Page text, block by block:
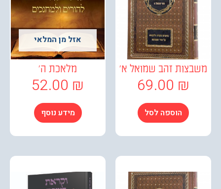
זהב שמואל א'
69.00
הוספה לסל
אזל מן המלאי
מלאכת ה'
52.00
מידע נוסף